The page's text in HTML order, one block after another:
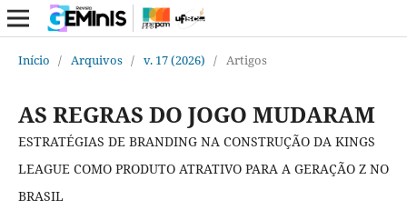
Início / Arquivos / v. 17 (2026) / Artigos
AS REGRAS DO JOGO MUDARAM
ESTRATÉGIAS DE BRANDING NA CONSTRUÇÃO DA KINGS
LEAGUE COMO PRODUTO ATRATIVO PARA A GERAÇÃO Z NO
BRASIL